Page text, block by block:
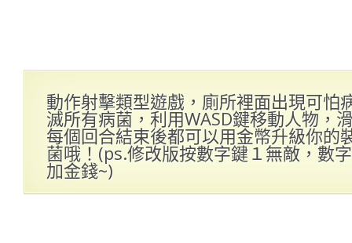
動作射擊類型遊戲，廁所裡面出現可怕
滅所有病菌，利用WASD鍵移動人物，
每個回合結束後都可以用金幣升級你的
菌哦！(ps.修改版按數字鍵１無敵，數
加金錢~)